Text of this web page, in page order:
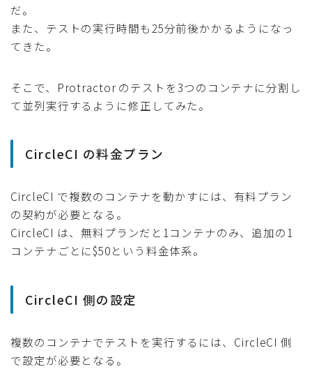
だ。
また、テストの実行時間も25分前後かかるようになっ
てきた。
そこで、Protractor のテストを3つのコンテナに分割し
て並列実行するように修正してみた。
CircleCI の料金プラン
CircleCI で複数のコンテナを動かすには、有料プラン
の契約が必要となる。
CircleCI は、無料プランだと1コンテナのみ、追加の1
コンテナごとに$50という料金体系。
CircleCI 側の設定
複数のコンテナでテストを実行するには、CircleCI 側
で設定が必要となる。